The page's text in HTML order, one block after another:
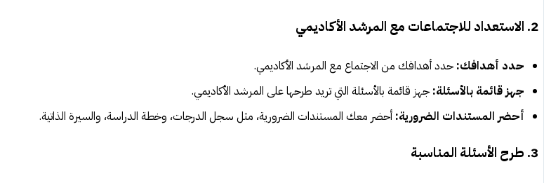
2. الاستعداد للاجتماعات مع المرشد الأكاديمي
حدد أهدافك: حدد أهدافك من الاجتماع مع المرشد الأكاديمي.
جهز قائمة بالأسئلة:جهز قائمة بالأسئلة التي تريد طرحها على المرشد الأكاديمي.
أحضر المستندات الضرورية: أحضر معك المستندات الضرورية، مثل سجل الدرجات، وخطة الدراسة، والسيرة الذاتية.
3. طرح الأسئلة المناسبة